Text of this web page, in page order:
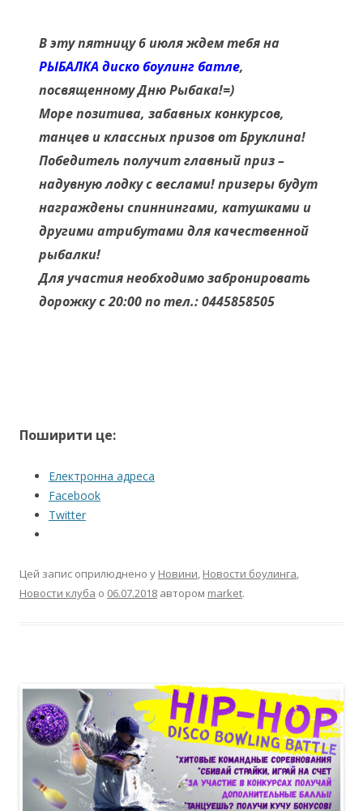
В эту пятницу 6 июля ждем тебя на
РЫБАЛКА диско боулинг батле,
посвященному Дню Рыбака!=)
Море позитива, забавных конкурсов,
танцев и классных призов от Бруклина!
Победитель получит главный приз –
надувную лодку с веслами! призеры будут
награждены спиннингами, катушками и
другими атрибутами для качественной
рыбалки!
Для участия необходимо забронировать
дорожку с 20:00 по тел.: 0445858505
Поширити це:
Електронна адреса
Facebook
Twitter
Цей запис оприлюднено у Новини, Новости боулинга,
Новости клуба о 06.07.2018 автором market.